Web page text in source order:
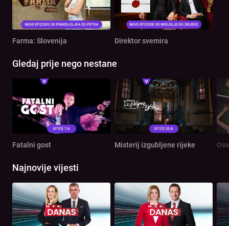
Farma: Slovenija Direktor svemira
Gledaj prije nego nestane
Fatalni gost Misterij izgubljene rijeke
Najnovije vijesti